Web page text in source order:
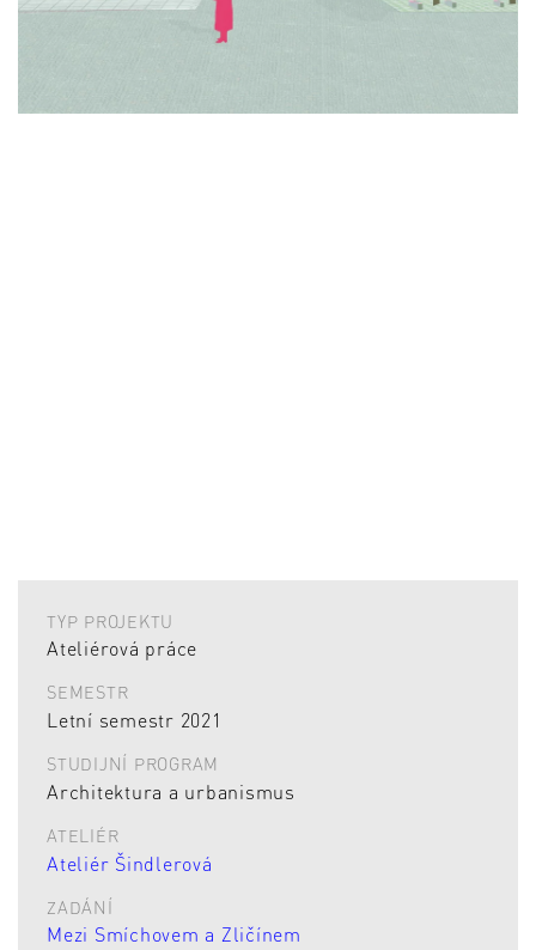
TYP PROJEKTU
Ateliérová práce
SEMESTR
Letní semestr 2021
STUDIJNÍ PROGRAM
Architektura a urbanismus
ATELIÉR
Ateliér Šindlerová
ZADÁNÍ
Mezi Smíchovem a Zličínem